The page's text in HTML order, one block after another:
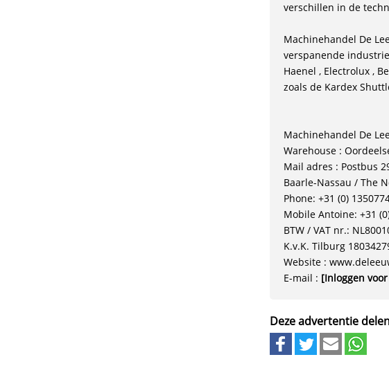
verschillen in de
Machinehandel De
verspanende
Haenel , Electrolux ,
zoals de Kardex
Machinehandel De
Warehouse :
Mail adres : Postbus
Baarle-Nassau / The
Phone: +31 (0)
Mobile Antoine: +31
BTW / VAT nr.:
K.v.K. Tilburg
Website :
E-mail : [Inloggen
Deze advertentie